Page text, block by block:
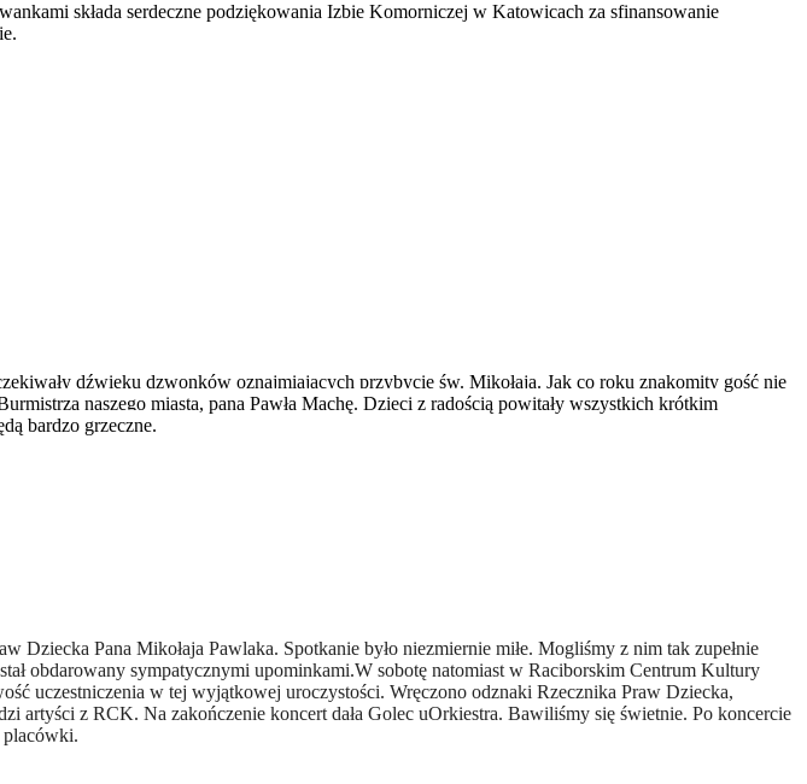
składa serdeczne podziękowania Izbie Komorniczej w Katowicach za sfinansowanie
dźwięku dzwonków oznajmiających przybycie św. Mikołaja. Jak co roku znakomity gość nie
naszego miasta, pana Pawła Machę. Dzieci z radością powitały wszystkich krótkim
bardzo grzeczne.
Dziecka Pana Mikołaja Pawlaka. Spotkanie było niezmiernie miłe. Mogliśmy z nim tak zupełnie
obdarowany sympatycznymi upominkami.W sobotę natomiast w Raciborskim Centrum Kultury
uczestniczenia w tej wyjątkowej uroczystości. Wręczono odznaki Rzecznika Praw Dziecka,
artyści z RCK. Na zakończenie koncert dała Golec uOrkiestra. Bawiliśmy się świetnie. Po koncercie
placówki.